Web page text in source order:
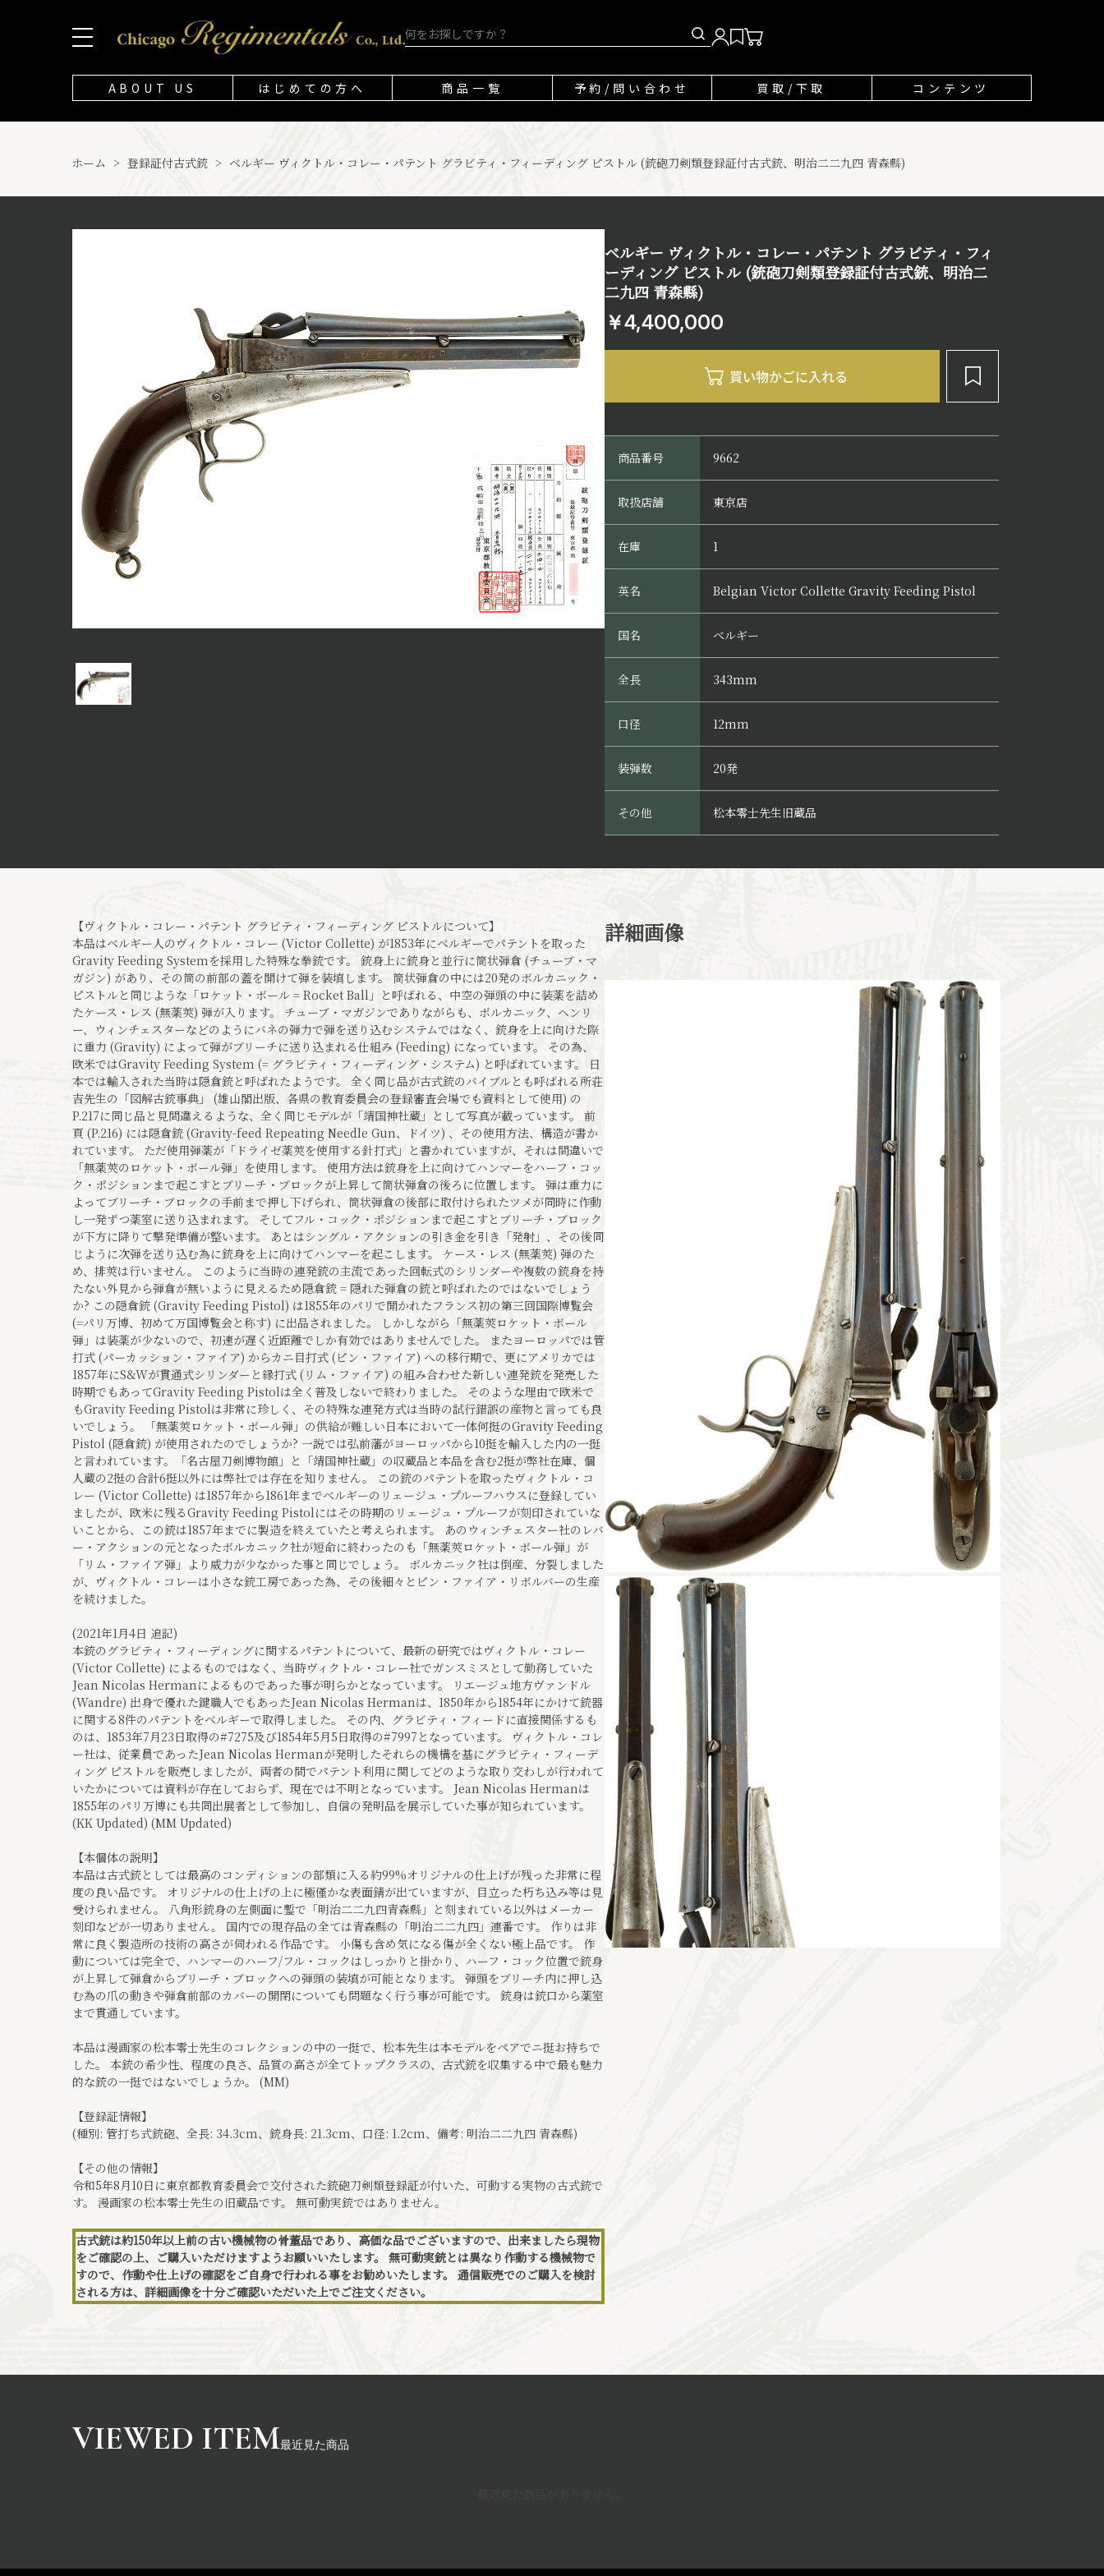
ABOUT US はじめての方へ 商品一覧 予約/問い合わせ 買取/下取 コンテンツ
ホーム > 登録証付古式銃 > ベルギー ヴィクトル・コレー・パテント グラビティ・フィーディング ピストル (銃砲刀剣類登録証付古式銃、明治二二九四 青森縣)
ベルギー ヴィクトル・コレー・パテント グラビティ・フィ
ーディング ピストル (銃砲刀剣類登録証付古式銃、明治二
二九四 青森縣)
￥4,400,000
商品番号 9662
取扱店舗 東京店
在庫 1
英名 Belgian Victor Collette Gravity Feeding Pistol
国名 ベルギー
全長 343mm
口径 12mm
装弾数 20発
その他 松本零士先生旧蔵品
【ヴィクトル・コレー・パテント グラビティ・フィーディング ピストルについて】
本品はベルギー人のヴィクトル・コレー (Victor Collette) が1853年にベルギーでパテントを取った
Gravity Feeding Systemを採用した特殊な拳銃です。 銃身上に銃身と並行に筒状弾倉 (チューブ・マ
ガジン) があり、その筒の前部の蓋を開けて弾を装填します。 筒状弾倉の中には20発のボルカニック・
ピストルと同じような「ロケット・ボール = Rocket Ball」と呼ばれる、中空の弾頭の中に装薬を詰め
たケース・レス (無薬莢) 弾が入ります。 チューブ・マガジンでありながらも、ボルカニック、ヘンリ
ー、ウィンチェスターなどのようにバネの弾力で弾を送り込むシステムではなく、銃身を上に向けた際
に重力 (Gravity) によって弾がブリーチに送り込まれる仕組み (Feeding) になっています。 その為、
欧米ではGravity Feeding System (= グラビティ・フィーディング・システム) と呼ばれています。 日
本では輸入された当時は隠倉銃と呼ばれたようです。 全く同じ品が古式銃のバイブルとも呼ばれる所荘
吉先生の「図解古銃事典」 (雄山閣出版、各県の教育委員会の登録審査会場でも資料として使用) の
P.217に同じ品と見間違えるような、全く同じモデルが「靖国神社蔵」として写真が載っています。 前
頁 (P.216) には隠倉銃 (Gravity-feed Repeating Needle Gun、ドイツ) 、その使用方法、構造が書か
れています。 ただ使用弾薬が「ドライゼ薬莢を使用する針打式」と書かれていますが、それは間違いで
「無薬莢のロケット・ボール弾」を使用します。 使用方法は銃身を上に向けてハンマーをハーフ・コッ
ク・ポジションまで起こすとブリーチ・ブロックが上昇して筒状弾倉の後ろに位置します。 弾は重力に
よってブリーチ・ブロックの手前まで押し下げられ、筒状弾倉の後部に取付けられたツメが同時に作動
し一発ずつ薬室に送り込まれます。 そしてフル・コック・ポジションまで起こすとブリーチ・ブロック
が下方に降りて撃発準備が整います。 あとはシングル・アクションの引き金を引き「発射」、その後同
じように次弾を送り込む為に銃身を上に向けてハンマーを起こします。 ケース・レス (無薬莢) 弾のた
め、排莢は行いません。 このように当時の連発銃の主流であった回転式のシリンダーや複数の銃身を持
たない外見から弾倉が無いように見えるため隠倉銃 = 隠れた弾倉の銃と呼ばれたのではないでしょう
か? この隠倉銃 (Gravity Feeding Pistol) は1855年のパリで開かれたフランス初の第三回国際博覧会
(=パリ万博、初めて万国博覧会と称す) に出品されました。 しかしながら「無薬莢ロケット・ボール
弾」は装薬が少ないので、初速が遅く近距離でしか有効ではありませんでした。 またヨーロッパでは管
打式 (パーカッション・ファイア) からカニ目打式 (ピン・ファイア) への移行期で、更にアメリカでは
1857年にS&Wが貫通式シリンダーと縁打式 (リム・ファイア) の組み合わせた新しい連発銃を発売した
時期でもあってGravity Feeding Pistolは全く普及しないで終わりました。 そのような理由で欧米で
もGravity Feeding Pistolは非常に珍しく、その特殊な連発方式は当時の試行錯誤の産物と言っても良
いでしょう。 「無薬莢ロケット・ボール弾」の供給が難しい日本において一体何挺のGravity Feeding
Pistol (隠倉銃) が使用されたのでしょうか? 一説では弘前藩がヨーロッパから10挺を輸入した内の一挺
と言われています。「名古屋刀剣博物館」と「靖国神社蔵」の収蔵品と本品を含む2挺が弊社在庫、個
人蔵の2挺の合計6挺以外には弊社では存在を知りません。 この銃のパテントを取ったヴィクトル・コ
レー (Victor Collette) は1857年から1861年までベルギーのリェージュ・プルーフハウスに登録してい
ましたが、欧米に残るGravity Feeding Pistolにはその時期のリェージュ・プルーフが刻印されていな
いことから、この銃は1857年までに製造を終えていたと考えられます。 あのウィンチェスター社のレバ
ー・アクションの元となったボルカニック社が短命に終わったのも「無薬莢ロケット・ボール弾」が
「リム・ファイア弾」より威力が少なかった事と同じでしょう。 ボルカニック社は倒産、分裂しました
が、ヴィクトル・コレーは小さな銃工房であった為、その後細々とピン・ファイア・リボルバーの生産
を続けました。
(2021年1月4日 追記)
本銃のグラビティ・フィーディングに関するパテントについて、最新の研究ではヴィクトル・コレー
(Victor Collette) によるものではなく、当時ヴィクトル・コレー社でガンスミスとして勤務していた
Jean Nicolas Hermanによるものであった事が明らかとなっています。 リエージュ地方ヴァンドル
(Wandre) 出身で優れた鍵職人でもあったJean Nicolas Hermanは、1850年から1854年にかけて銃器
に関する8件のパテントをベルギーで取得しました。 その内、グラビティ・フィードに直接関係するも
のは、1853年7月23日取得の#7275及び1854年5月5日取得の#7997となっています。 ヴィクトル・コレ
ー社は、従業員であったJean Nicolas Hermanが発明したそれらの機構を基にグラビティ・フィーデ
ィング ピストルを販売しましたが、両者の間でパテント利用に関してどのような取り交わしが行われて
いたかについては資料が存在しておらず、現在では不明となっています。 Jean Nicolas Hermanは
1855年のパリ万博にも共同出展者として参加し、自信の発明品を展示していた事が知られています。
(KK Updated) (MM Updated)
【本個体の説明】
本品は古式銃としては最高のコンディションの部類に入る約99%オリジナルの仕上げが残った非常に程
度の良い品です。 オリジナルの仕上げの上に極僅かな表面錆が出ていますが、目立った朽ち込み等は見
受けられません。 八角形銃身の左側面に鏨で「明治二二九四青森縣」と刻まれている以外はメーカー
刻印などが一切ありません。 国内での現存品の全ては青森縣の「明治二二九四」連番です。 作りは非
常に良く製造所の技術の高さが伺われる作品です。 小傷も含め気になる傷が全くない極上品です。 作
動については完全で、ハンマーのハーフ/フル・コックはしっかりと掛かり、ハーフ・コック位置で銃身
が上昇して弾倉からブリーチ・ブロックへの弾頭の装填が可能となります。 弾頭をブリーチ内に押し込
む為の爪の動きや弾倉前部のカバーの開閉についても問題なく行う事が可能です。 銃身は銃口から薬室
まで貫通しています。
本品は漫画家の松本零士先生のコレクションの中の一挺で、松本先生は本モデルをペアでニ挺お持ちで
した。 本銃の希少性、程度の良さ、品質の高さが全てトップクラスの、古式銃を収集する中で最も魅力
的な銃の一挺ではないでしょうか。 (MM)
【登録証情報】
(種別: 管打ち式銃砲、全長: 34.3cm、銃身長: 21.3cm、口径: 1.2cm、備考: 明治二二九四 青森縣)
【その他の情報】
令和5年8月10日に東京都教育委員会で交付された銃砲刀剣類登録証が付いた、可動する実物の古式銃で
す。 漫画家の松本零士先生の旧蔵品です。 無可動実銃ではありません。
古式銃は約150年以上前の古い機械物の骨董品であり、高価な品でございますので、出来ましたら現物
をご確認の上、ご購入いただけますようお願いいたします。 無可動実銃とは異なり作動する機械物で
すので、作動や仕上げの確認をご自身で行われる事をお勧めいたします。 通信販売でのご購入を検討
される方は、詳細画像を十分ご確認いただいた上でご注文ください。
詳細画像
最近見た商品